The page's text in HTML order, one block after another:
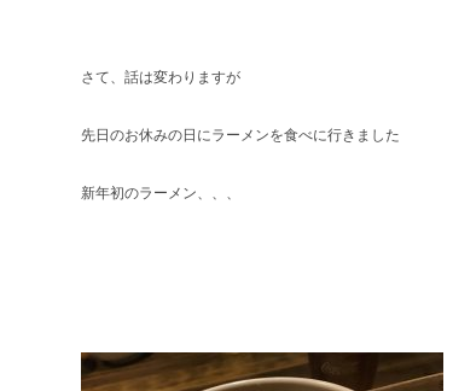
さて、話は変わりますが
先日のお休みの日にラーメンを食べに行きました
新年初のラーメン、、、